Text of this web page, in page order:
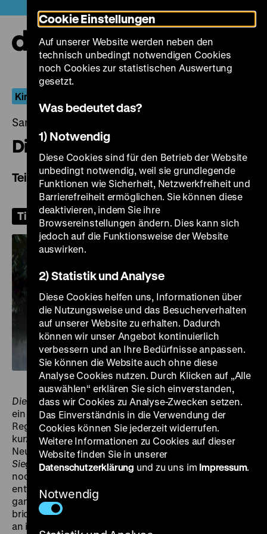
zum
Seiteninhalt
springen
Kino ohne Rast
Samstag, 25. April 2026, 20.00 Uhr
Die Nibelungen
Teil 2: Kriemhilds Rache
Tickets
Die Nibelungenist ein Zweiteiler wie aus einem Guss:
ein Mittelalterepos, das Reinl dank seines
Regiepragmatismus und seines Gespürs für
kurzweilige Unterhaltung als zwei handliche
Neunzigminüter zu gestalten vermochte. Überwiegt in
Siegfried von Xanten, dem erstenNibelungen-Teil,
noch die statuarische Dramatik sich bedächtig
entfaltender Figurenkonflikte, steht
ganz
im Zeichen der Kinetik. Die titelgebende Rache
bricht sich Bahn, das Gemetzel beginnt. Um den Mord
an ihrem Ehemann Siegfried und deren Kind zu rächen,
Cookie Einstellungen
Auf unserer Website werden neben den
technisch unbedingt notwendigen Cookies
noch Cookies zur statistischen Auswertung
gesetzt.
Was bedeutet das?
1) Notwendig
Diese Cookies sind für den Betrieb der Website
unbedingt notwendig, weil sie grundlegende
Funktionen wie Sicherheit, Netzwerkfreiheit und
Barrierefreiheit ermöglichen. Sie können diese
deaktivieren, indem Sie ihre
Browsereinstellungen ändern. Dies kann sich
jedoch auf die Funktionsweise der Website
auswirken.
2) Statistik und Analyse
Diese Cookies helfen uns, Informationen über
die Nutzungsweise und das Besucherverhalten
auf unserer Website zu erhalten. Dadurch
können wir unser Angebot kontinuierlich
verbessern und an Ihre Bedürfnisse anpassen.
Sie können die Website auch ohne diese
Analyse Cookies nutzen. Durch Klicken auf „Alle
auswählen“ erklären Sie sich einverstanden,
dass wir Cookies zu Analyse-Zwecken setzen.
Das Einverständnis in die Verwendung der
Cookies können Sie jederzeit widerrufen.
Weitere Informationen zu Cookies auf dieser
Website finden Sie in unserer
Datenschutzerklärung und zu uns im Impressum.
Notwendig